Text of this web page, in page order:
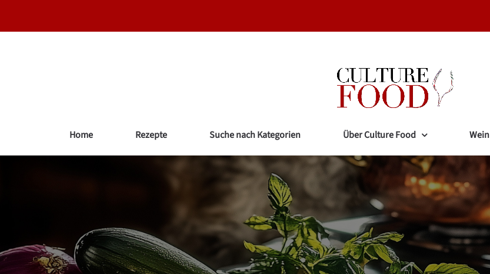
Home Rezepte Suche nach Kategorien Über Culture Food Wein